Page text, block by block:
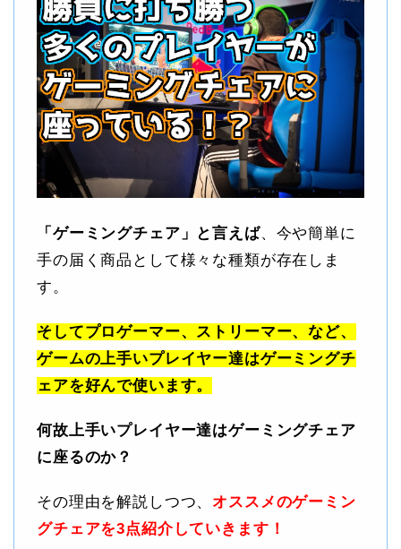
「ゲーミングチェア」と言えば、今や簡単に
手の届く商品として様々な種類が存在しま
す。
そしてプロゲーマー、ストリーマー、など、
ゲームの上手いプレイヤー達はゲーミングチ
ェアを好んで使います。
何故上手いプレイヤー達はゲーミングチェア
に座るのか？
その理由を解説しつつ、 オススメのゲーミン
グチェアを3点紹介していきます！